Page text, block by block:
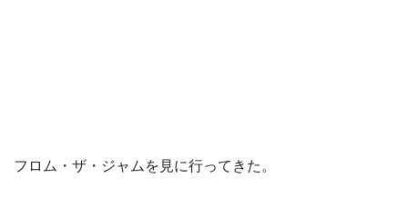
フロム・ザ・ジャムを見に行ってきた。